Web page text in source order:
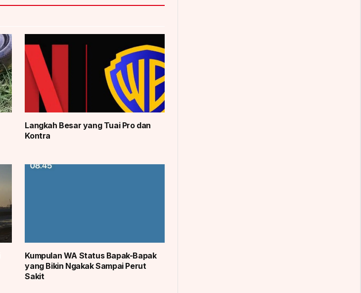
Langkah Besar yang Tuai Pro dan
Kontra
Kumpulan WA Status Bapak-Bapak
yang Bikin Ngakak Sampai Perut
Sakit